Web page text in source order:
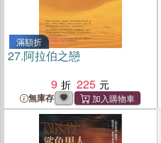
滿額折
27.阿拉伯之戀
9
225
無庫存